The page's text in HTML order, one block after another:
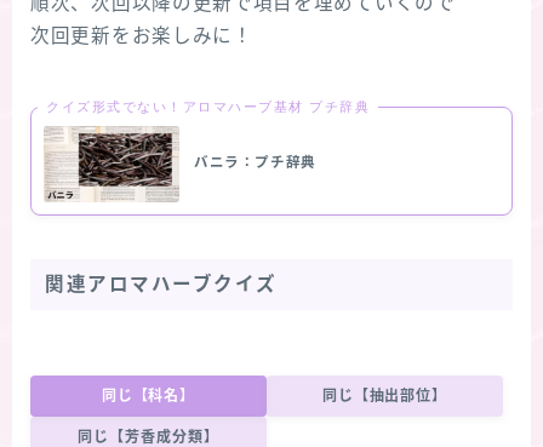
次回更新をお楽しみに！
クイズ形式でない！アロマハーブ基材 プチ辞典
バニラ：プチ辞典
関連アロマハーブクイズ
同じ【科名】 同じ【抽出部位】
同じ【芳香成分類】